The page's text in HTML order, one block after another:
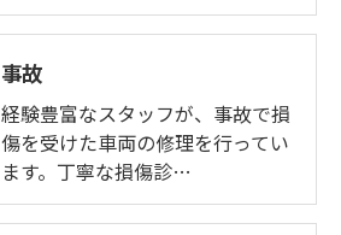
事故
経験豊富なスタッフが、事故で損
傷を受けた車両の修理を行ってい
ます。丁寧な損傷診…